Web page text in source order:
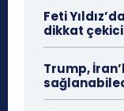
Feti
dikkat çekici
Trump,